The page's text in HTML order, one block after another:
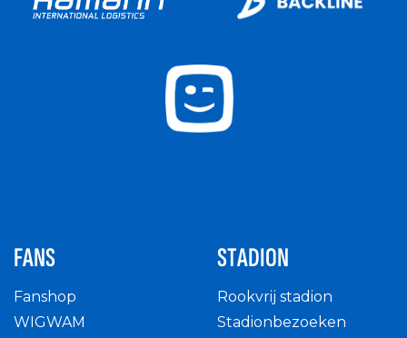
FANS
Fanshop
WIGWAM
STADION
Rookvrij stadion
Stadionbezoeken